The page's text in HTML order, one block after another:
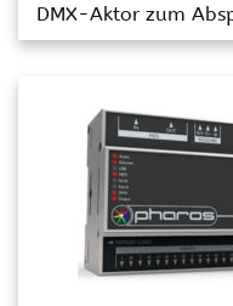
DMX-Aktor zum